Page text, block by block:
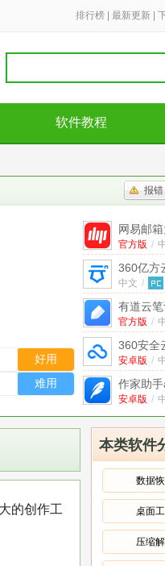
排行榜 最新更新
软件教程
报错
好用
难用
网易邮
官方版 /
360亿方
脑版
中文 /
有道云
版
官方版 /
360安全
安卓版
安卓版 /
作家助
件)
安卓版 /
心)
官方版 /
千牛手
卓版
安卓版 /
喜马拉
方版
官方版 /
本类软件
数据
桌面
压缩
的创作工